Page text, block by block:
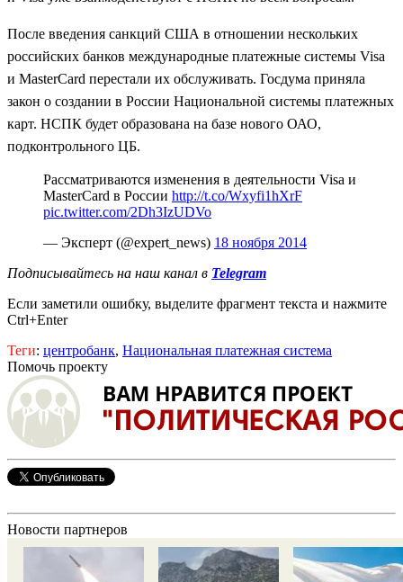
После введения санкций США в отношении нескольких
российских банков международные платежные системы Visa
и MasterCard перестали их обслуживать. Госдума приняла
закон о создании в России Национальной системы платежных
карт. НСПК будет образована на базе нового ОАО,
подконтрольного ЦБ.
Рассматриваются изменения в деятельности Visa и
MasterCard в России http://t.co/Wxyfi1hXrF
pic.twitter.com/2Dh3IzUDVo
— Эксперт (@expert_news) 18 ноября 2014
Подписывайтесь на наш канал в Telegram
Если заметили ошибку, выделите фрагмент текста и нажмите
Ctrl+Enter
Теги: центробанк, Национальная платежная система
Помочь проекту
Новости партнеров